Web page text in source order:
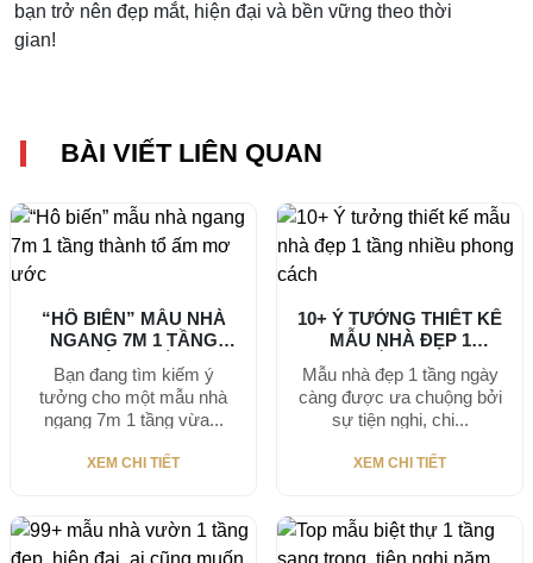
bạn trở nên đẹp mắt, hiện đại và bền vững theo thời
gian!
BÀI VIẾT LIÊN QUAN
“HÔ BIẾN” MẪU NHÀ
NGANG 7M 1 TẦNG
Bạn đang tìm kiếm ý
tưởng cho một mẫu nhà
ngang 7m 1 tầng vừa...
XEM CHI TIẾT
10+ Ý TƯỞNG THIẾT KẾ
MẪU NHÀ ĐẸP 1
Mẫu nhà đẹp 1 tầng ngày
càng được ưa chuộng bởi
sự tiện nghi, chi...
XEM CHI TIẾT